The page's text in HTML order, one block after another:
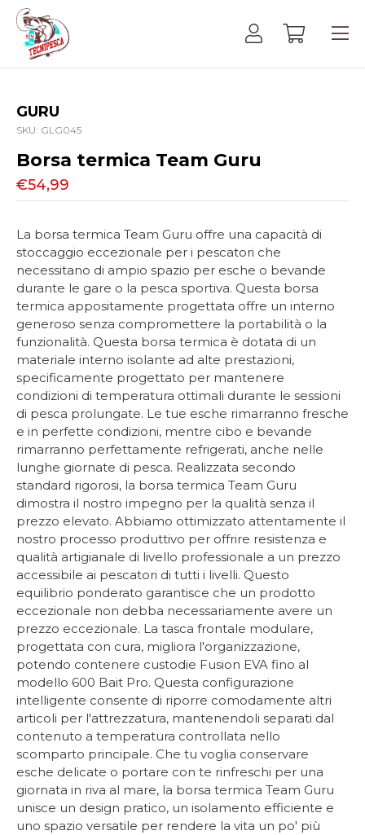
GURU
SKU: GLG045
Borsa termica Team Guru
€54,99
La borsa termica Team Guru offre una capacità di
stoccaggio eccezionale per i pescatori che
necessitano di ampio spazio per esche o bevande
durante le gare o la pesca sportiva. Questa borsa
termica appositamente progettata offre un interno
generoso senza compromettere la portabilità o la
funzionalità. Questa borsa termica è dotata di un
materiale interno isolante ad alte prestazioni,
specificamente progettato per mantenere
condizioni di temperatura ottimali durante le sessioni
di pesca prolungate. Le tue esche rimarranno fresche
e in perfette condizioni, mentre cibo e bevande
rimarranno perfettamente refrigerati, anche nelle
lunghe giornate di pesca. Realizzata secondo
standard rigorosi, la borsa termica Team Guru
dimostra il nostro impegno per la qualità senza il
prezzo elevato. Abbiamo ottimizzato attentamente il
nostro processo produttivo per offrire resistenza e
qualità artigianale di livello professionale a un prezzo
accessibile ai pescatori di tutti i livelli. Questo
equilibrio ponderato garantisce che un prodotto
eccezionale non debba necessariamente avere un
prezzo eccezionale. La tasca frontale modulare,
progettata con cura, migliora l'organizzazione,
potendo contenere custodie Fusion EVA fino al
modello 600 Bait Pro. Questa configurazione
intelligente consente di riporre comodamente altri
articoli per l'attrezzatura, mantenendoli separati dal
contenuto a temperatura controllata nello
scomparto principale. Che tu voglia conservare
esche delicate o portare con te rinfreschi per una
giornata in riva al mare, la borsa termica Team Guru
unisce un design pratico, un isolamento efficiente e
uno spazio versatile per rendere la vita un po' più